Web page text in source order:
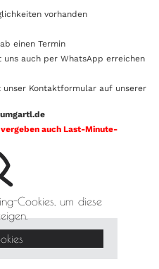
vorhanden
einen Termin
uns auch per WhatsApp erreichen
Kontaktformular auf unserer
auch Last-Minute-
Cookies, um diese